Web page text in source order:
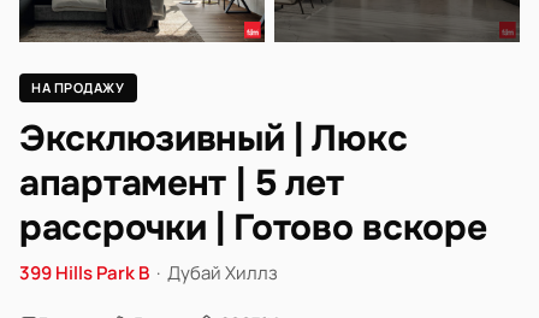
НА ПРОДАЖУ
Эксклюзивный | Люкс
апартамент | 5 лет
рассрочки | Готово вскоре
399 Hills Park B · Дубай Хиллз